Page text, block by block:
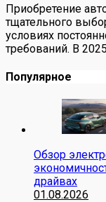
Приобретение
тщательного
условиях
требований. В
Популярное
Обзор
драйвах
01.08.2026